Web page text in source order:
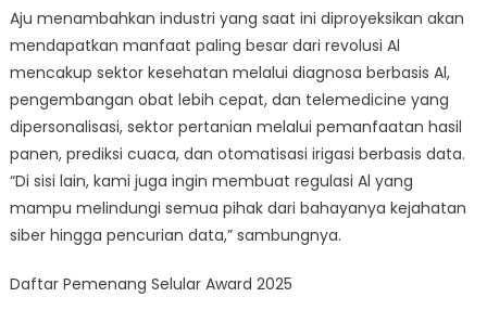
Aju menambahkan industri yang saat ini diproyeksikan akan
mendapatkan manfaat paling besar dari revolusi Al
mencakup sektor kesehatan melalui diagnosa berbasis Al,
pengembangan obat lebih cepat, dan telemedicine yang
dipersonalisasi, sektor pertanian melalui pemanfaatan hasil
panen, prediksi cuaca, dan otomatisasi irigasi berbasis data.
“Di sisi lain, kami juga ingin membuat regulasi Al yang
mampu melindungi semua pihak dari bahayanya kejahatan
siber hingga pencurian data,” sambungnya.
Daftar Pemenang Selular Award 2025